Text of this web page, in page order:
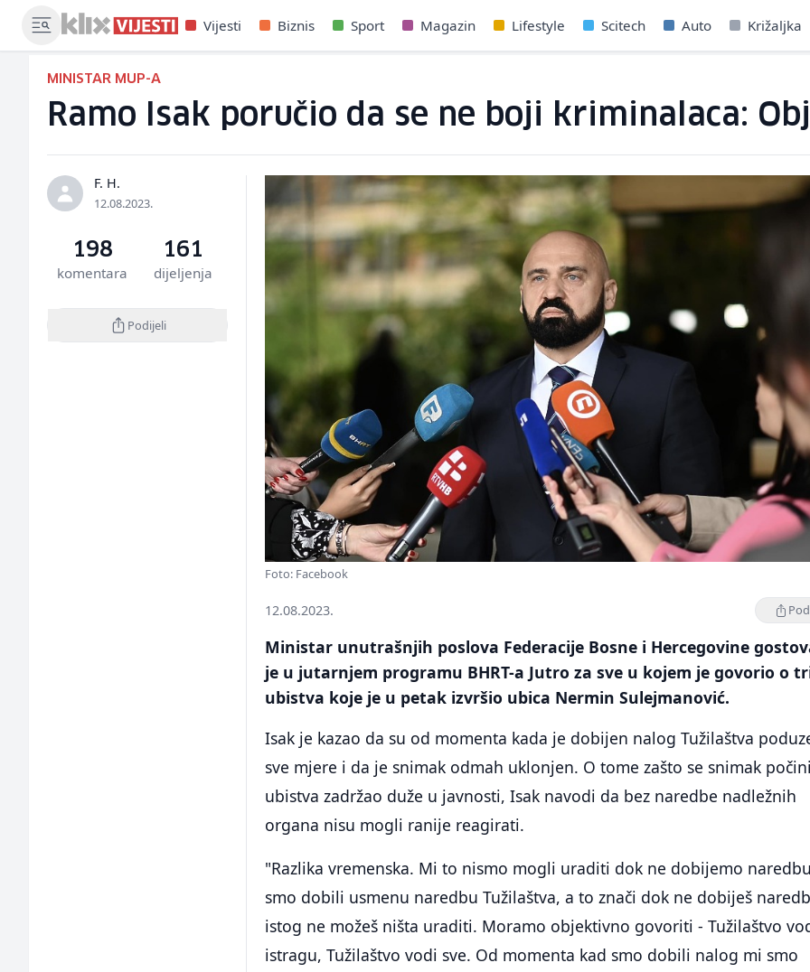
Vijesti Biznis Sport Magazin Lifestyle Scitech Auto Križaljka
MINISTAR MUP-A
Ramo Isak poručio da se ne boji kriminalaca:
F. H.
12.08.2023.
198
komentara
161
dijeljenja
Podijeli
Foto: Facebook
12.08.2023.
Ministar unutrašnjih poslova Federacije Bosne i Hercegovine
je u jutarnjem programu BHRT-a Jutro za sve u kojem je govorio o
ubistva koje je u petak izvršio ubica Nermin Sulejmanović.
Isak je kazao da su od momenta kada je dobijen nalog Tužilaštva
sve mjere i da je snimak odmah uklonjen. O tome zašto se snimak
ubistva zadržao duže u javnosti, Isak navodi da bez naredbe nadležnih
organa nisu mogli ranije reagirati.
"Razlika vremenska. Mi to nismo mogli uraditi dok ne dobijemo
smo dobili usmenu naredbu Tužilaštva, a to znači dok ne dobiješ
istog ne možeš ništa uraditi. Moramo objektivno govoriti - Tužilaštvo
istragu, Tužilaštvo vodi sve. Od momenta kad smo dobili nalog mi smo